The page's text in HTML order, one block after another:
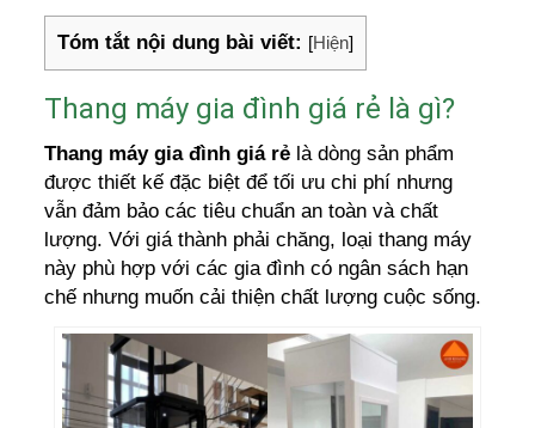
Tóm tắt nội dung bài viết: [Hiện]
Thang máy gia đình giá rẻ là gì?
Thang máy gia đình giá rẻ là dòng sản phẩm
được thiết kế đặc biệt để tối ưu chi phí nhưng
vẫn đảm bảo các tiêu chuẩn an toàn và chất
lượng. Với giá thành phải chăng, loại thang máy
này phù hợp với các gia đình có ngân sách hạn
chế nhưng muốn cải thiện chất lượng cuộc sống.